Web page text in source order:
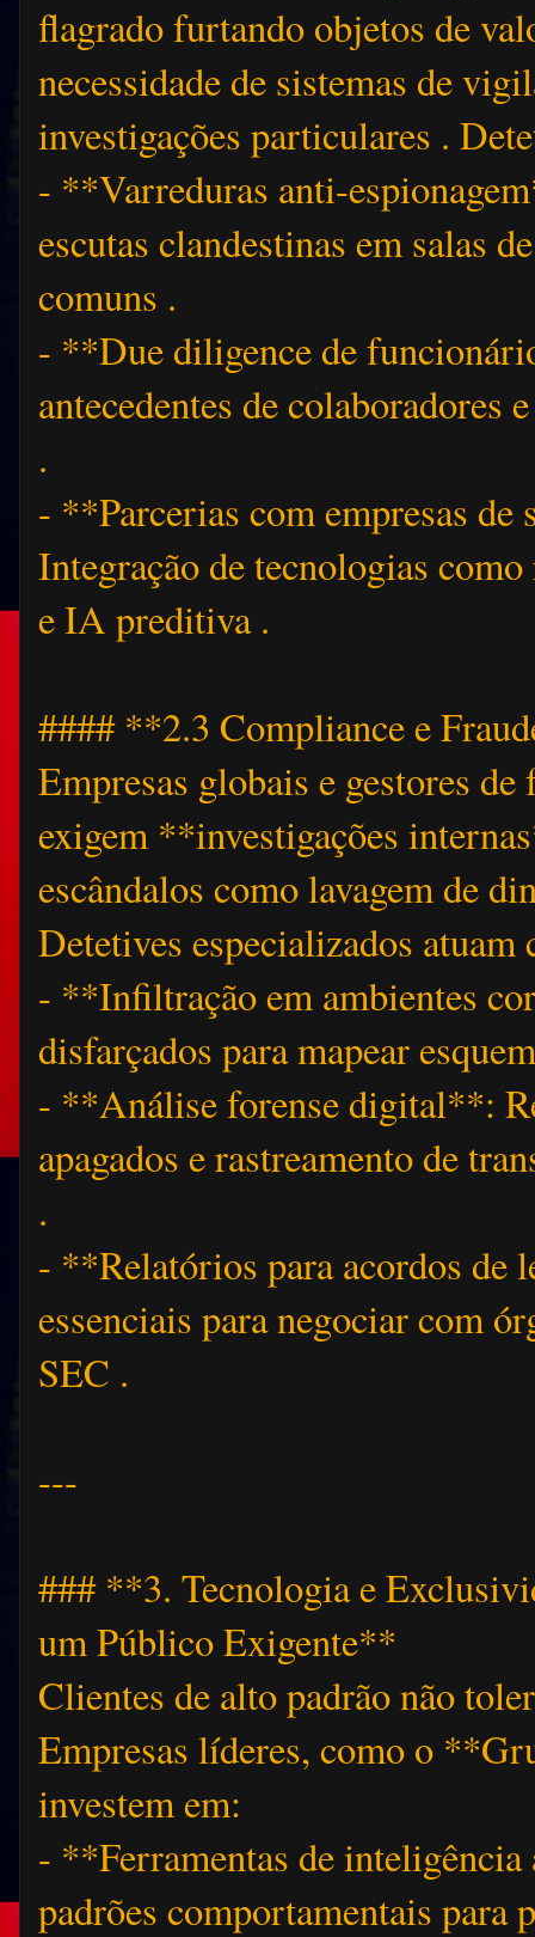
flagrado furtando objetos de
necessidade de sistemas de
investigações particulares .
- **Varreduras anti-
escutas clandestinas em salas
comuns .
- **Due diligence de
antecedentes de colaboradores
.
- **Parcerias com empresas de
Integração de tecnologias
e IA preditiva .
#### **2.3 Compliance e
Empresas globais e gestores
exigem **investigações
escândalos como lavagem de
Detetives especializados
- **Infiltração em ambientes
disfarçados para mapear
- **Análise forense digital**:
apagados e rastreamento de
.
- **Relatórios para acordos de
essenciais para negociar com
SEC .
---
### **3. Tecnologia e
um Público Exigente**
Clientes de alto padrão não
Empresas líderes, como o
investem em:
- **Ferramentas de
padrões comportamentais